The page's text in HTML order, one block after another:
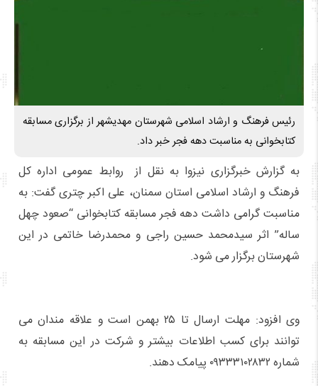
رئیس فرهنگ و ارشاد اسلامی شهرستان مهدیشهر از برگزاری مسابقه
کتابخوانی به مناسبت دهه فجر خبر داد.
به گزارش خبرگزاری نیزوا به نقل از روابط عمومی اداره کل
فرهنگ و ارشاد اسلامی استان سمنان، علی اکبر چتری گفت: به
مناسبت گرامی داشت دهه فجر مسابقه کتابخوانی “صعود چهل
ساله” اثر سیدمحمد حسین راجی و محمدرضا خاتمی در این
شهرستان برگزار می شود.
وی افزود: مهلت ارسال تا ۲۵ بهمن است و علاقه مندان می
توانند برای کسب اطلاعات بیشتر و شرکت در این مسابقه به
شماره ۰۹۳۳۳۱۰۲۸۳۲ پیامک دهند.